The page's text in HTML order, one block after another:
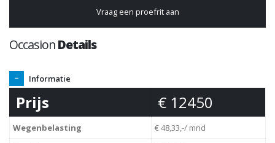
Vraag een proefrit aan
OccasionDetails
Informatie
Prijs € 12450
Wegenbelasting
€ 48,33,-/ mnd